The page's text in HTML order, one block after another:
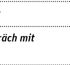
mit